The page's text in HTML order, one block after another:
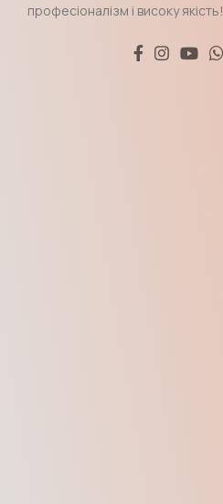
професіоналізм і високу якість!